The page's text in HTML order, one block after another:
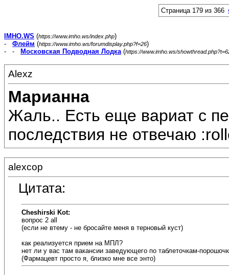
Страница 179 из 366
IMHO.WS (https://www.imho.ws/index.php)
- Флейм (https://www.imho.ws/forumdisplay.php?f=26)
- -
Московская Подводная Лодка(https://www.imho.ws/
Alexz
Марианна
Жаль.. Есть еще вариат с
последствия не отвечаю
alexcop
Цитата:
Cheshirski Kot:
вопрос 2 all
(если не втему - не бросайте меня в терновый куст)
как реализуется прием на МПЛ?
нет ли у вас там вакансии заведующего по таблеточкам-
(Фармацевт просто я, близко мне все энто)